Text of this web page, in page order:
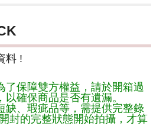
料 !
了保障雙方權益，請於開箱過
確保商品是否有遺漏。
缺、瑕疵品等，需提供完整錄
封的完整狀態開始拍攝，才算